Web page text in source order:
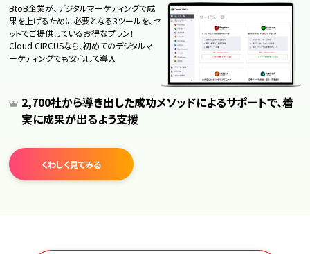
BtoB企業が、デジタルマーケティングで成
果を上げるために必要となる3ツールを、セ
ットでご提供しているお得なプラン！
Cloud CIRCUSなら、初めてのデジタルマ
ーケティングでも安心して導入
2,700社から導き出した成功メソッドによるサポートで、着
実に成果が出るよう支援
くわしく見てみる